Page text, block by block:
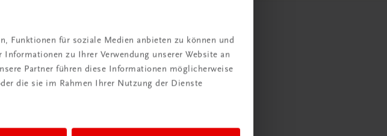
Funktionen für soziale Medien anbieten zu können und
zu Ihrer Verwendung unserer Website an
Partner führen diese Informationen möglicherweise
die sie im Rahmen Ihrer Nutzung der Dienste